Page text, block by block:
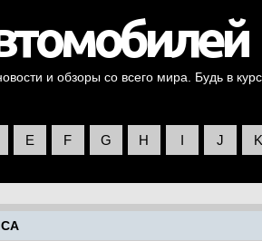
и обзоры со всего мира. Будь в
E F G H I J K